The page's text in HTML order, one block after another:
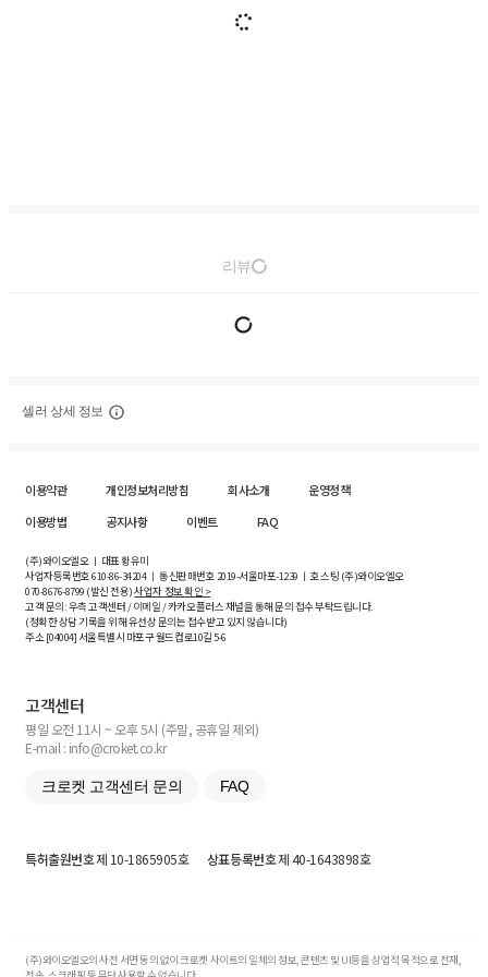
리뷰
셀러 상세 정보
이용약관 개인정보처리방침 회사소개
운영정책
이용방법
공지사항 이벤트 FAQ
(주)와이오엘오 ㅣ 대표 황유미
사업자등록번호610-86-34204ㅣ 통신판매번호 2019-서울마포-1239 ㅣ 호스팅 (주)와이오엘오
070-8676-8799 (발신 전용)사업자 정보 확인 >
고객 문의: 우측 고객센터 / 이메일 / 카카오플러스 채널을 통해 문의 접수 부탁드립니다.
(정확한 상담 기록을 위해 유선상 문의는 접수받고 있지 않습니다)
주소 [04004] 서울특별시 마포구 월드컵로10길5-6
고객센터
평일 오전 11시 ~ 오후 5시 (주말, 공휴일 제외)
E-mail : info@croket.co.kr
크로켓 고객센터 문의 FAQ
특허출원번호제 10-1865905호 상표등록번호제 40-1643898호
(주)와이오엘오의 사전 서면 동의 없이 크로켓 사이트의 일체의 정보, 콘텐츠 및 UI등을 상업적 목적으로 전재,